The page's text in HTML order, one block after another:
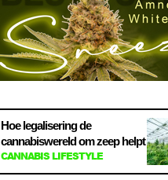
Hoe legalisering de
cannabiswereld om zeep helpt
CANNABIS LIFESTYLE